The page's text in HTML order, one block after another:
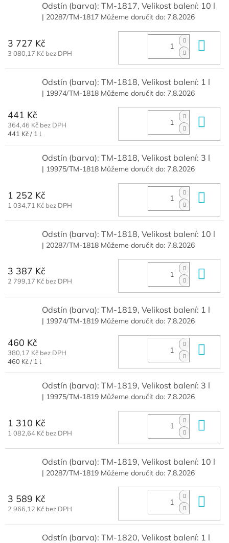
Odstín (barva): TM-1817, Velikost balení: 10 l
| 20287/TM-1817 Můžeme doručit do: 7.8.2026
3 727 Kč
3 080,17 Kč bez DPH
Odstín (barva): TM-1818, Velikost balení: 1 l
| 19974/TM-1818 Můžeme doručit do: 7.8.2026
441 Kč
364,46 Kč bez DPH
Měrná
441 Kč / 1 l
Odstín (barva): TM-1818, Velikost balení: 3 l
| 19975/TM-1818 Můžeme doručit do: 7.8.2026
1 252 Kč
1 034,71 Kč bez DPH
Odstín (barva): TM-1818, Velikost balení: 10 l
| 20287/TM-1818 Můžeme doručit do: 7.8.2026
3 387 Kč
2 799,17 Kč bez DPH
Odstín (barva): TM-1819, Velikost balení: 1 l
| 19974/TM-1819 Můžeme doručit do: 7.8.2026
460 Kč
380,17 Kč bez DPH
Měrná
460 Kč / 1 l
Odstín (barva): TM-1819, Velikost balení: 3 l
| 19975/TM-1819 Můžeme doručit do: 7.8.2026
1 310 Kč
1 082,64 Kč bez DPH
Odstín (barva): TM-1819, Velikost balení: 10 l
| 20287/TM-1819 Můžeme doručit do: 7.8.2026
3 589 Kč
2 966,12 Kč bez DPH
Odstín (barva): TM-1820, Velikost balení: 1 l